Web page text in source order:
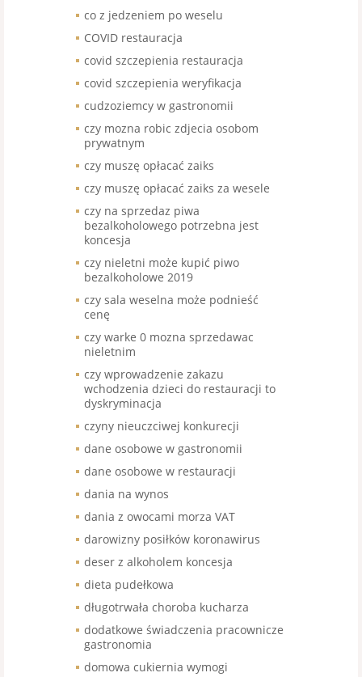
co z jedzeniem po weselu
COVID restauracja
covid szczepienia restauracja
covid szczepienia weryfikacja
cudzoziemcy w gastronomii
czy mozna robic zdjecia osobom
prywatnym
czy muszę opłacać zaiks
czy muszę opłacać zaiks za wesele
czy na sprzedaz piwa
bezalkoholowego potrzebna jest
koncesja
czy nieletni może kupić piwo
bezalkoholowe 2019
czy sala weselna może podnieść
cenę
czy warke 0 mozna sprzedawac
nieletnim
czy wprowadzenie zakazu
wchodzenia dzieci do restauracji to
dyskryminacja
czyny nieuczciwej konkurecji
dane osobowe w gastronomii
dane osobowe w restauracji
dania na wynos
dania z owocami morza VAT
darowizny posiłków koronawirus
deser z alkoholem koncesja
dieta pudełkowa
długotrwała choroba kucharza
dodatkowe świadczenia pracownicze
gastronomia
domowa cukiernia wymogi